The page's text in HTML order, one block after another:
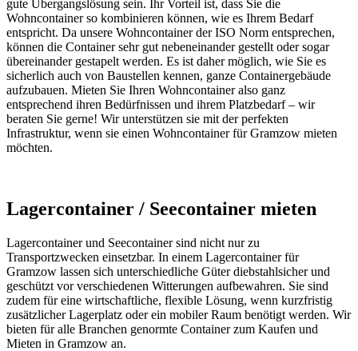
gute Übergangslösung sein. Ihr Vorteil ist, dass Sie die
Wohncontainer so kombinieren können, wie es Ihrem Bedarf
entspricht. Da unsere Wohncontainer der ISO Norm entsprechen,
können die Container sehr gut nebeneinander gestellt oder sogar
übereinander gestapelt werden. Es ist daher möglich, wie Sie es
sicherlich auch von Baustellen kennen, ganze Containergebäude
aufzubauen. Mieten Sie Ihren Wohncontainer also ganz
entsprechend ihren Bedürfnissen und ihrem Platzbedarf – wir
beraten Sie gerne! Wir unterstützen sie mit der perfekten
Infrastruktur, wenn sie einen Wohncontainer für Gramzow mieten
möchten.
Lagercontainer / Seecontainer mieten
Lagercontainer und Seecontainer sind nicht nur zu
Transportzwecken einsetzbar. In einem Lagercontainer für
Gramzow lassen sich unterschiedliche Güter diebstahlsicher und
geschützt vor verschiedenen Witterungen aufbewahren. Sie sind
zudem für eine wirtschaftliche, flexible Lösung, wenn kurzfristig
zusätzlicher Lagerplatz oder ein mobiler Raum benötigt werden. Wir
bieten für alle Branchen genormte Container zum Kaufen und
Mieten in Gramzow an.